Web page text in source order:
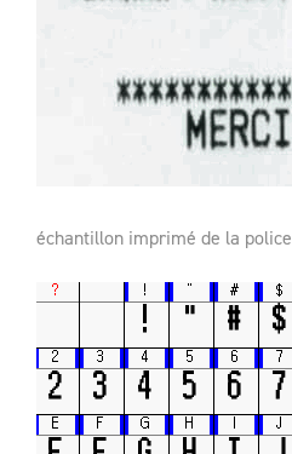
échantillon imprimé de la police